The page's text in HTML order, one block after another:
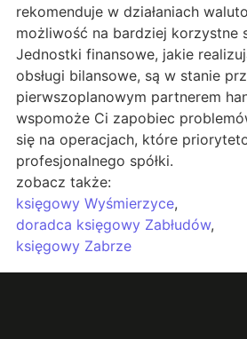
rekomenduje w działaniach
możliwość na bardziej korzystne
Jednostki finansowe, jakie
obsługi bilansowe, są w stanie
pierwszoplanowym partnerem
wspomoże Ci zapobiec
się na operacjach, które
profesjonalnego spółki.
zobacz także:
księgowy Wyśmierzyce,
doradca księgowy Zabłudów,
księgowy Zabrze